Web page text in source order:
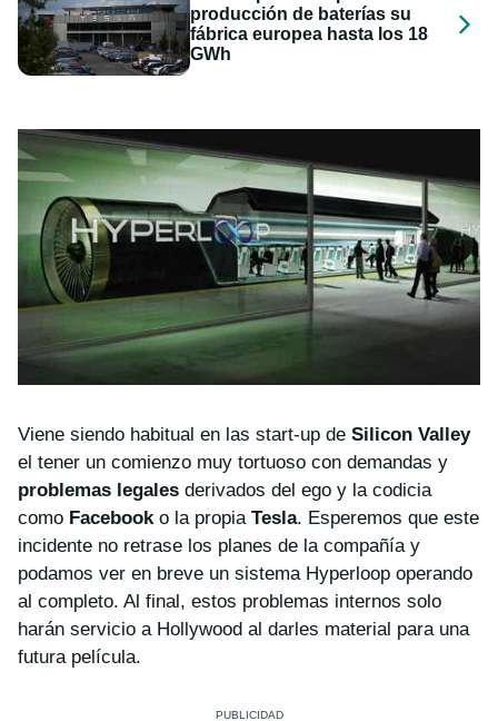
producción de baterías su
fábrica europea hasta los 18
GWh
Viene siendo habitual en las start-up de Silicon Valley
el tener un comienzo muy tortuoso con demandas y
problemas legales derivados del ego y la codicia
como Facebook o la propia Tesla. Esperemos que este
incidente no retrase los planes de la compañía y
podamos ver en breve un sistema Hyperloop operando
al completo. Al final, estos problemas internos solo
harán servicio a Hollywood al darles material para una
futura película.